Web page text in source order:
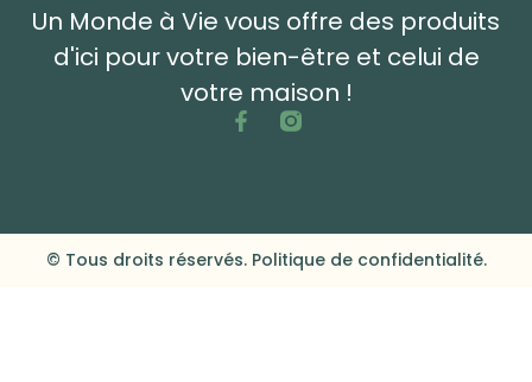
Un Monde à Vie vous offre des produits
d'ici pour votre bien-être et celui de
votre maison !
© Tous droits réservés. Politique de confidentialité.